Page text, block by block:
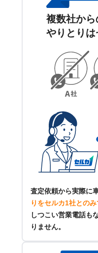
複数社から
やりとり
査定依頼から実際に
りをセルカ1社との
しつこい営業電話も
りません。